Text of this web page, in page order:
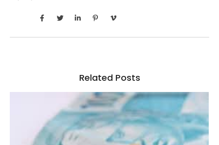
Related Posts